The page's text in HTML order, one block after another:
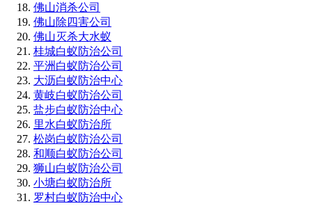
佛山消杀公司
佛山除四害公司
佛山灭杀大水蚁
桂城白蚁防治公司
平洲白蚁防治公司
大沥白蚁防治中心
黄岐白蚁防治公司
盐步白蚁防治中心
里水白蚁防治所
松岗白蚁防治公司
和顺白蚁防治公司
狮山白蚁防治公司
小塘白蚁防治所
罗村白蚁防治中心